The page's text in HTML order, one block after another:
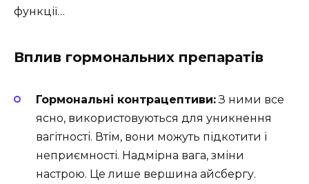
функції…
Вплив гормональних препаратів
Гормональні контрацептиви:З ними все
ясно, використовуються для уникнення
вагітності. Втім, вони можуть підкотити і
неприємності. Надмірна вага, зміни
настрою. Це лише вершина айсбергу.